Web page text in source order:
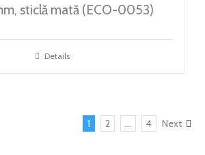
sticlă mată (ECO-0053)
Details
1 2 4 Next